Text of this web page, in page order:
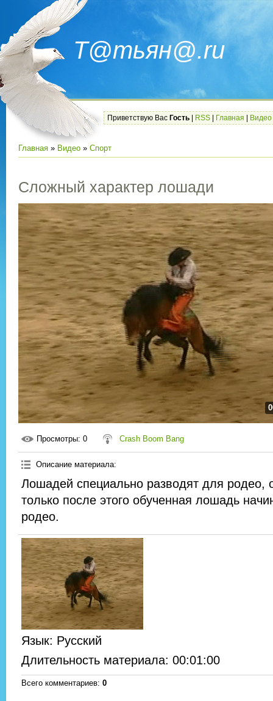
Т@тьян@.ru
Приветствую Вас Гость RSS Главная Видео
Главная » Видео » Спорт
Сложный характер лошади
Просмотры: 0 Crash Boom Bang
Описание материала:
Лошадей специально разводят для родео,
только после этого обученная лошадь
родео.
Язык: Русский
Длительность материала: 00:01:00
Всего комментариев: 0